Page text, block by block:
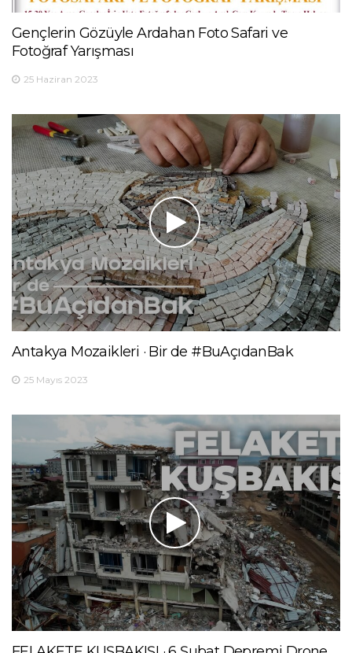
Gençlerin Gözüyle Ardahan Foto Safari ve
Fotoğraf Yarışması
25 Haziran 2023
Antakya Mozaikleri · Bir de #BuAçıdanBak
25 Mayıs 2023